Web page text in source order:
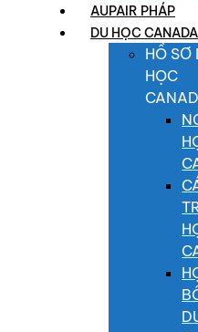
AUPAIR PHÁP
DU HỌC CANADA
HỒ SƠ
HỌC